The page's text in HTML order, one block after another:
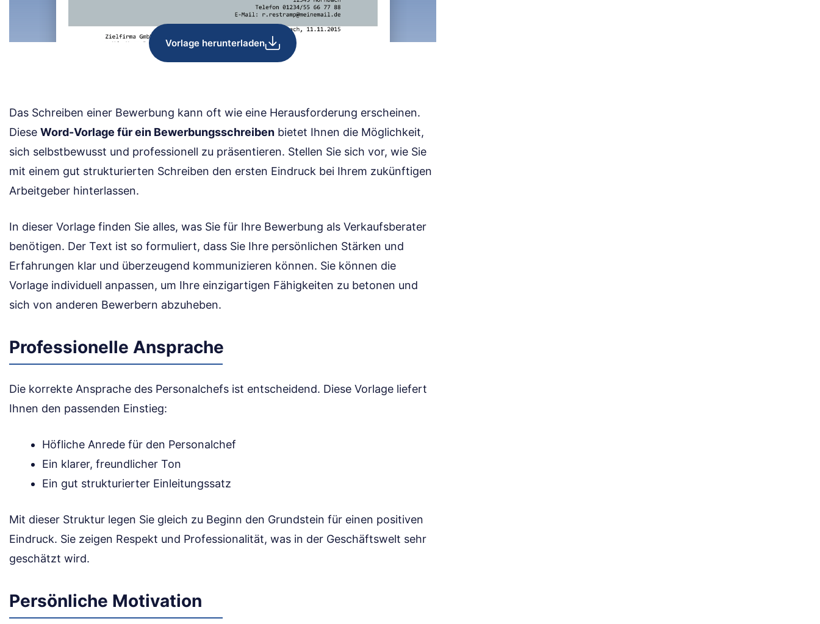
Vorlage herunterladen
Das Schreiben einer Bewerbung kann oft wie eine Herausforderung erscheinen.
Diese Word-Vorlage für ein Bewerbungsschreiben bietet Ihnen die Möglichkeit,
sich selbstbewusst und professionell zu präsentieren. Stellen Sie sich vor, wie Sie
mit einem gut strukturierten Schreiben den ersten Eindruck bei Ihrem zukünftigen
Arbeitgeber hinterlassen.
In dieser Vorlage finden Sie alles, was Sie für Ihre Bewerbung als Verkaufsberater
benötigen. Der Text ist so formuliert, dass Sie Ihre persönlichen Stärken und
Erfahrungen klar und überzeugend kommunizieren können. Sie können die
Vorlage individuell anpassen, um Ihre einzigartigen Fähigkeiten zu betonen und
sich von anderen Bewerbern abzuheben.
Professionelle Ansprache
Die korrekte Ansprache des Personalchefs ist entscheidend. Diese Vorlage liefert
Ihnen den passenden Einstieg:
Höfliche Anrede für den Personalchef
Ein klarer, freundlicher Ton
Ein gut strukturierter Einleitungssatz
Mit dieser Struktur legen Sie gleich zu Beginn den Grundstein für einen positiven
Eindruck. Sie zeigen Respekt und Professionalität, was in der Geschäftswelt sehr
geschätzt wird.
Persönliche Motivation